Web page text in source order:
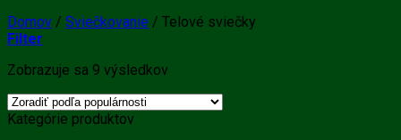
Domov / Sviečkovanie / Telové sviečky
Filter
Zobrazuje sa 9 výsledkov
popularity
Kategórie produktov